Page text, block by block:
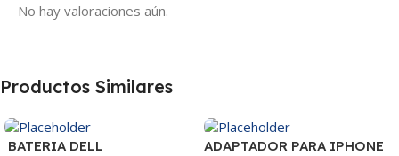
No hay valoraciones aún.
Productos Similares
BATERIA DELL
ADAPTADOR PARA IPHONE